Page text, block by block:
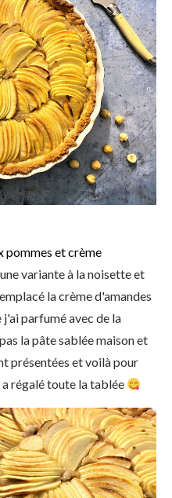
pommes et crème
variante à la noisette et
la crème d'amandes
parfumé avec de la
la pâte sablée maison et
présentées et voilà pour
régalé toute la tablée